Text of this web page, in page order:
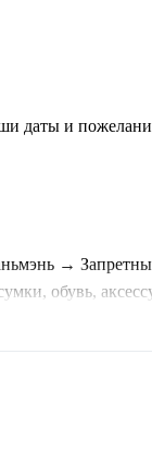
даты и
→
обувь,